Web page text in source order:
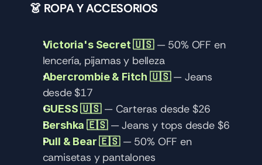
👗 ROPA Y ACCESORIOS
Victoria's Secret 🇺🇸 — 50% OFF en
lencería, pijamas y belleza
Abercrombie & Fitch 🇺🇸 — Jeans
desde $17
GUESS 🇺🇸 — Carteras desde $26
Bershka 🇪🇸 — Jeans y tops desde $6
Pull & Bear 🇪🇸 — 50% OFF en
camisetas y pantalones